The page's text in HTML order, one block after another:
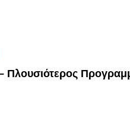
Πλουσιότερος